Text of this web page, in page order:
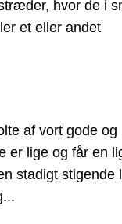
hvor de i
et eller andet
af vort gode og
er lige og får en
stadigt stigende